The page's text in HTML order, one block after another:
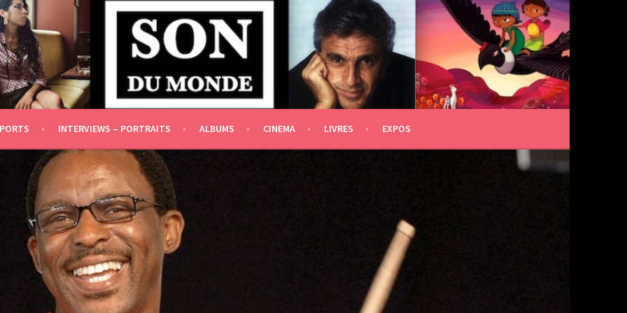
IDÉOLOGIQUE ET FINANCIÈRE]
INTERVIEWS – PORTRAITS ALBUMS CINEMA LIVRES EXPOS